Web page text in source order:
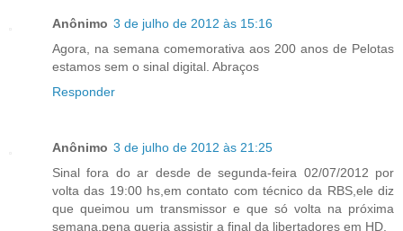
Anônimo 3 de julho de 2012 às 15:16
Agora, na semana comemorativa aos 200 anos de Pelotas
estamos sem o sinal digital. Abraços
Responder
Anônimo 3 de julho de 2012 às 21:25
Sinal fora do ar desde de segunda-feira 02/07/2012 por
volta das 19:00 hs,em contato com técnico da RBS,ele diz
que queimou um transmissor e que só volta na próxima
semana,pena queria assistir a final da libertadores em HD.